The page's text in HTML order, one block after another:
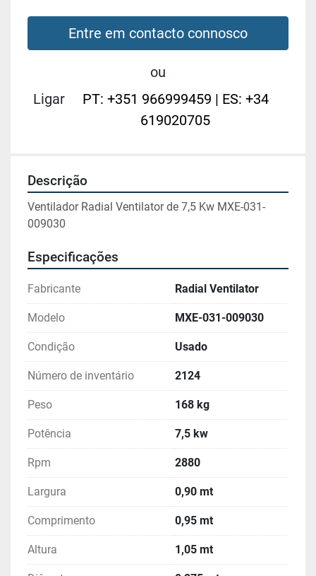
Entre em contacto connosco
ou
Ligar
PT: +351 966999459 | ES: +34
619020705
Descrição
Ventilador Radial Ventilator de 7,5 Kw MXE-031-
009030
Especificações
Fabricante Radial Ventilator
Modelo MXE-031-009030
Condição Usado
Número de inventário 2124
Peso 168 kg
Potência 7,5 kw
Rpm 2880
Largura 0,90 mt
Comprimento 0,95 mt
Altura 1,05 mt